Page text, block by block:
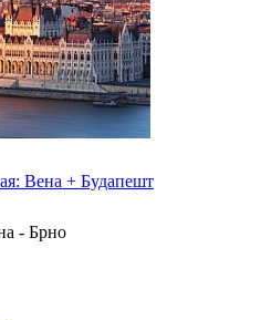
Вена + Будапешт
- Брно